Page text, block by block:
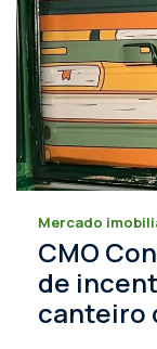
Mercado
CMO
de
canteiro